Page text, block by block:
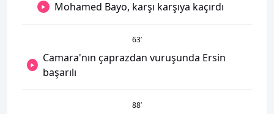
Mohamed Bayo, karşı karşıya kaçırdı
63’
Camara'nın çaprazdan vuruşunda Ersin
başarılı
88’